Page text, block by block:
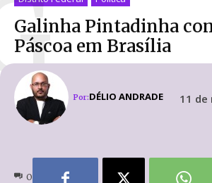
Galinha Pintadinha
Páscoa em Brasília
Por:DÉLIO ANDRADE 11 de
0